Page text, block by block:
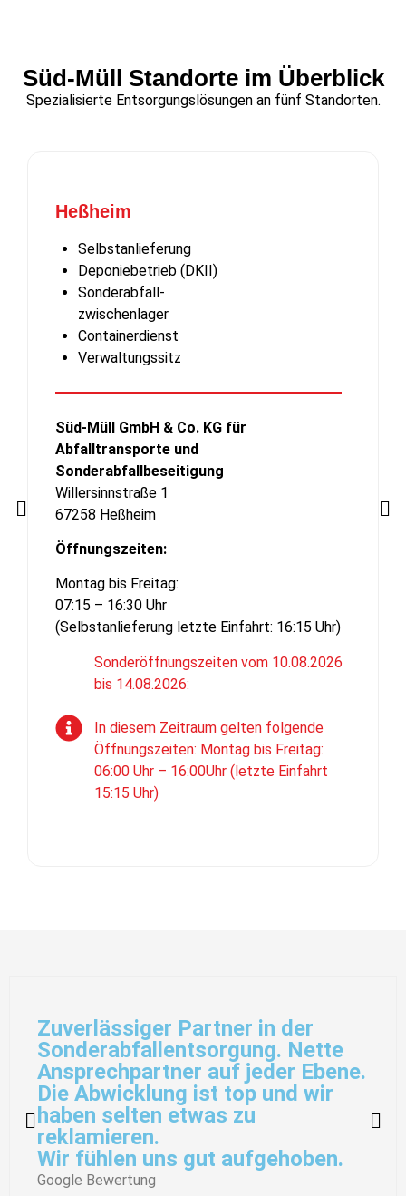
Süd-Müll Standorte im Überblick​
Spezialisierte Entsorgungslösungen an fünf Standorten.
Heßheim
Selbstanlieferung
Deponiebetrieb (DKII)
Sonderabfall-
zwischenlager
Containerdienst
Verwaltungssitz
Süd-Müll GmbH & Co. KG für
Abfalltransporte und
Sonderabfallbeseitigung
Willersinnstraße 1
67258 Heßheim
Öffnungszeiten:
Montag bis Freitag:
07:15 – 16:30 Uhr
(Selbstanlieferung letzte Einfahrt: 16:15 Uhr)
Sonderöffnungszeiten vom 10.08.2026
bis 14.08.2026:
In diesem Zeitraum gelten folgende
Öffnungszeiten: Montag bis Freitag:
06:00 Uhr – 16:00Uhr (letzte Einfahrt
15:15 Uhr)
Zuverlässiger Partner in der
Sonderabfallentsorgung. Nette
Ansprechpartner auf jeder Ebene.
Die Abwicklung ist top und wir
haben selten etwas zu
reklamieren.
Wir fühlen uns gut aufgehoben.
Google Bewertung